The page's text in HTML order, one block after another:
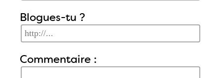
Blogues-tu ?
Commentaire :